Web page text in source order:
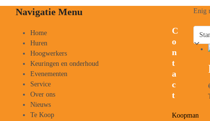
menu
menu
Enig
Navigatie Menu
Home
Huren
Hoogwerkers
Keuringen en onderhoud
Evenementen
Service
Over ons
Nieuws
Te Koop
C
o
n
t
a
c
t
Koopman